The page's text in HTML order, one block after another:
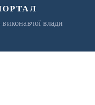
влади